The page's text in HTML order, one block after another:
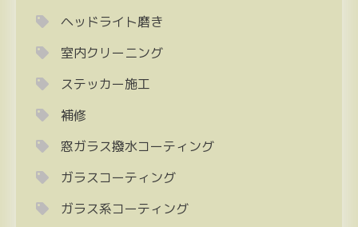
ヘッドライト磨き
室内クリーニング
ステッカー施工
補修
窓ガラス撥水コーティング
ガラスコーティング
ガラス系コーティング